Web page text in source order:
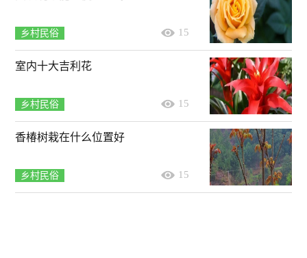
乡村民俗 15
室内十大吉利花
乡村民俗 15
香椿树栽在什么位置好
乡村民俗 15